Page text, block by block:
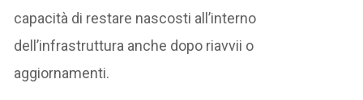
capacità di restare nascosti all’interno
dell’infrastruttura anche dopo riavvii o
aggiornamenti.